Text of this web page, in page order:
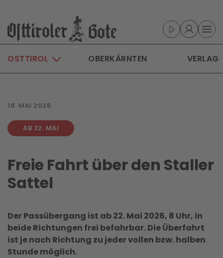
Skip to main content
OSTTIROL OBERKÄRNTEN VERLAG
18. MAI 2026
AB 22. MAI
Freie Fahrt über den Staller
Sattel
Der Passübergang ist ab 22. Mai 2026, 8 Uhr, in
beide Richtungen frei befahrbar. DieÜberfahrt
ist je nach Richtung zu jeder vollen bzw. halben
Stunde möglich.